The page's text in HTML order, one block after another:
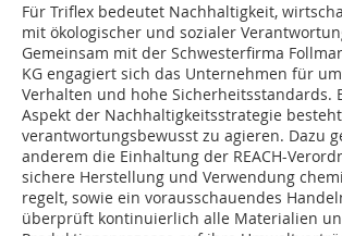
Für Triflex bedeutet Nachhaltigkeit,
mit ökologischer und sozialer
Gemeinsam mit der Schwesterfirma
KG engagiert sich das Unternehmen für
Verhalten und hohe Sicherheitsstandards.
Aspekt der Nachhaltigkeitsstrategie
verantwortungsbewusst zu agieren. Dazu
anderem die Einhaltung der REACH-
sichere Herstellung und Verwendung
regelt, sowie ein vorausschauendes
überprüft kontinuierlich alle Materialien